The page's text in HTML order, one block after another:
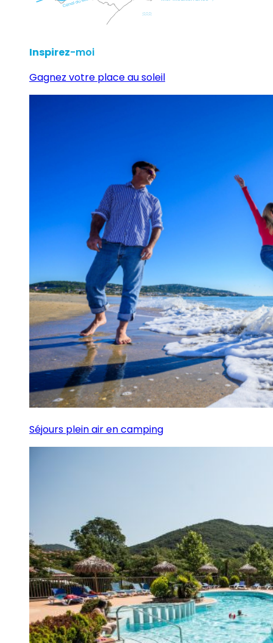
Inspirez-moi
Gagnez votre place au soleil
Séjours plein air en camping